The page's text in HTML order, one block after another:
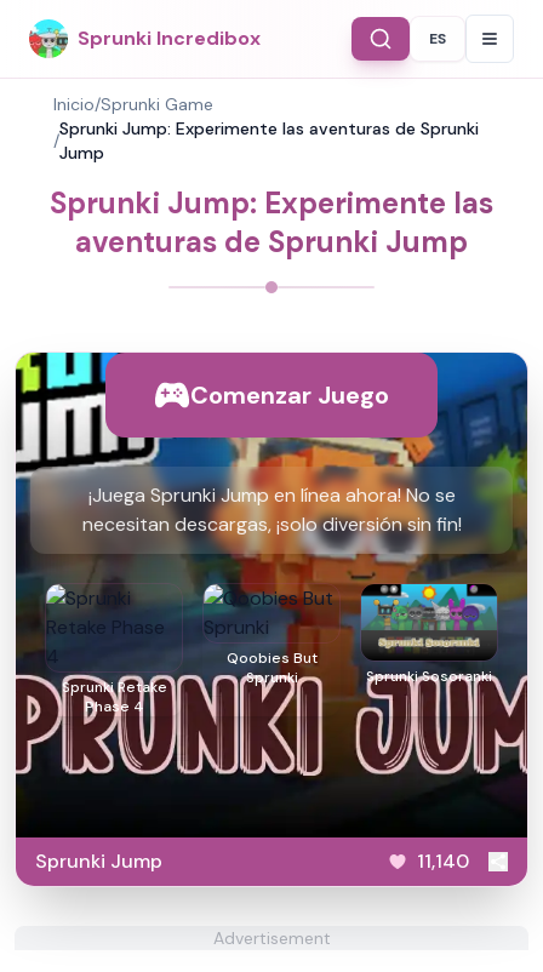
Sprunki Incredibox Select
ES
Inicio/Sprunki Game
/
Sprunki Jump: Experimente las aventuras de Sprunki
Jump
Sprunki Jump: Experimente las
aventuras de Sprunki Jump
Comenzar Juego
¡Juega Sprunki Jump en línea ahora! No se
necesitan descargas, ¡solo diversión sin fin!
Sprunki Retake
Phase 4
Qoobies But
Sprunki
Sprunki Sosoranki
Sprunki Jump 11,140
Advertisement